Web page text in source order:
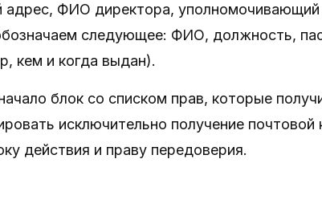
адрес, ФИО директора,
следующее: ФИО, должность,
кем и когда выдан).
блок со списком прав, которые
исключительно получение
действия и праву передоверия.